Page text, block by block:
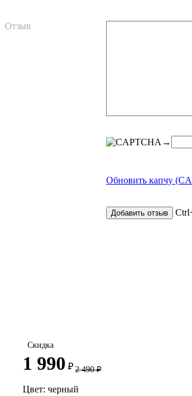
Отзыв
→
Обновить капчу
Скидка
1 990 ₽ 2 490₽
Цвет: черный